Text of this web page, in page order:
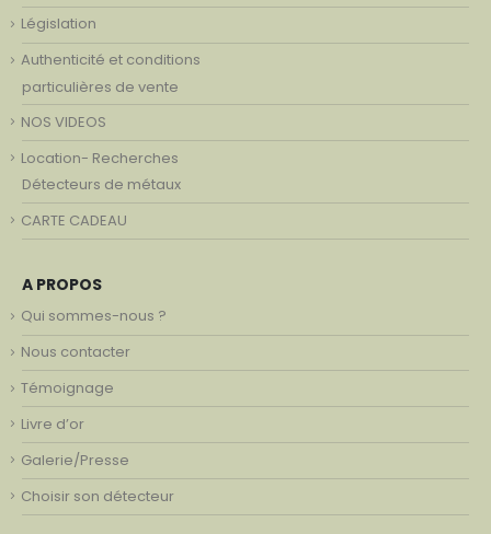
Législation
Authenticité et conditions
particulières de vente
NOS VIDEOS
Location- Recherches
Détecteurs de métaux
CARTE CADEAU
A PROPOS
Qui sommes-nous ?
Nous contacter
Témoignage
Livre d’or
Galerie/Presse
Choisir son détecteur